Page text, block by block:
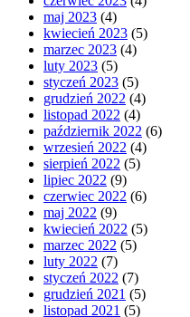
maj 2023 (4)
kwiecień 2023 (5)
marzec 2023 (4)
luty 2023 (5)
styczeń 2023 (5)
grudzień 2022 (4)
listopad 2022 (4)
październik 2022 (6)
wrzesień 2022 (4)
sierpień 2022 (5)
lipiec 2022 (9)
czerwiec 2022 (6)
maj 2022 (9)
kwiecień 2022 (5)
marzec 2022 (5)
luty 2022 (7)
styczeń 2022 (7)
grudzień 2021 (5)
listopad 2021 (5)